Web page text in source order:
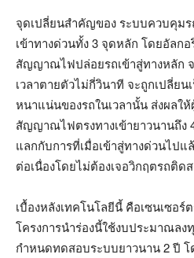
จุดเปลี่ยนสำคัญของ ระบบควบคุม
เข้าทางด่วนทั้ง 3 จุดหลัก โดยอัลก
สัญญาณไฟปล่อยรถเข้าสู่ทางหลัก
เวลาตายตัวไม่กี่วินาที จะถูกเปลี่ย
หนาแน่นของรถในเวลานั้น ส่งผลใ
สัญญาณไฟตรงทางเข้ายาวนานถึง
แลกกับการที่เมื่อเข้าสู่ทางด่วนไปแ
ต่อเนื่องโดยไม่ต้องเจอวิกฤตรถติด
เบื้องหลังเทคโนโลยีนี้ คือเซนเซอร์
โครงการนำร่องนี้ใช้งบประมาณลง
กำหนดทดสอบระบบยาวนาน 2 ปี โ